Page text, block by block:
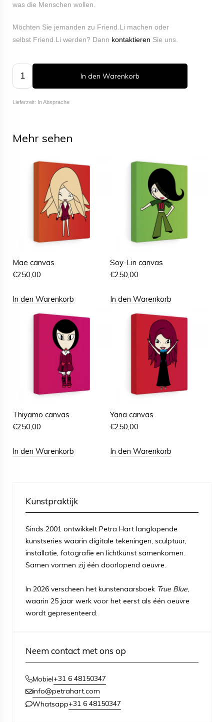
was die Menschen wollen.
Möchten Sie jemanden zu Friend.Li machen oder
selbst Friend.Li werden? Dann kontaktieren Sie uns.
In den Warenkorb
Lieferzeit: In Absprache
Mehr sehen
Mae canvas
€250,00
In den Warenkorb
Soy-Lin canvas
€250,00
In den Warenkorb
Thiyamo canvas
€250,00
In den Warenkorb
Yana canvas
€250,00
In den Warenkorb
Kunstpraktijk
Sinds 2001 ontwikkelt Petra Hart langlopende
kunstseries waarin digitale tekeningen, sculptuur,
installatie, fotografie en lichtkunst samenkomen.
Samen vormen zij één doorlopend oeuvre.
In 2026 verscheen het kunstenaarsboek True Blue,
waarin 25 jaar werk voor het eerst als één oeuvre
wordt gepresenteerd.
Neem contact met ons op
Mobiel+31 6 48150347
info@petrahart.com
Whatsapp+31 6 48150347